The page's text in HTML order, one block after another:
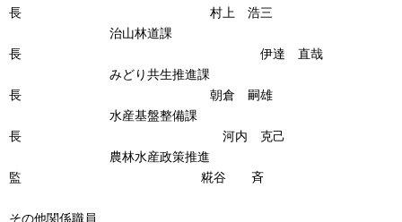
長 村上 浩三
治山林道課
長 伊達 直哉
みどり共生推進課
長 朝倉 嗣雄
水産基盤整備課
長 河内 克己
農林水産政策推進
監 糀谷 斉
その他関係職員